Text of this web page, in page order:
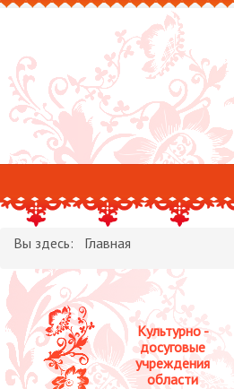
Вы здесь: Главная
Культурно -
досуговые
учреждения
области